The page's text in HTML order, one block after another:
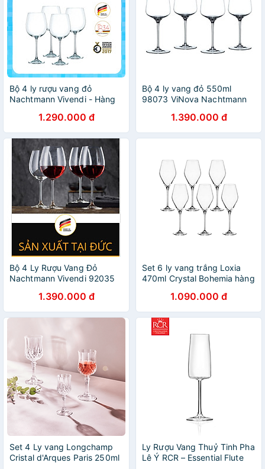
Bộ 4 ly rượu vang đỏ
Nachtmann Vivendi - Hàng
1.290.000 đ
Bộ 4 ly vang đỏ 550ml
98073 ViNova Nachtmann
1.390.000 đ
Bộ 4 Ly Rượu Vang Đỏ
Nachtmann Vivendi 92035
1.390.000 đ
Set 6 ly vang trắng Loxia
470ml Crystal Bohemia hàng
1.090.000 đ
Set 4 Ly vang Longchamp
Cristal d'Arques Paris 250ml
Ly Rượu Vang Thuỷ Tinh Pha
Lê Ý RCR – Essential Flute